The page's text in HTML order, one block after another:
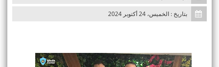
بتاريخ : الخميس، 24 أكتوبر 2024